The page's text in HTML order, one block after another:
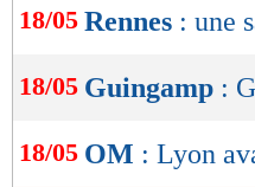
de
OK
18/05 Rennes : une
18/05 Guingamp :
18/05 OM : Lyon